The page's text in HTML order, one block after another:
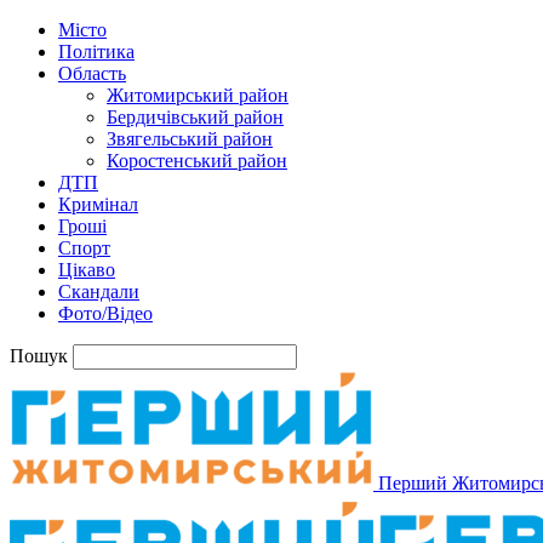
Місто
Політика
Область
Житомирський район
Бердичівський район
Звягельський район
Коростенський район
ДТП
Кримінал
Гроші
Спорт
Цікаво
Скандали
Фото/Відео
Пошук
Перший